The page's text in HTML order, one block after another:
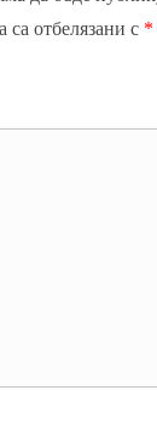
са отбелязани с *